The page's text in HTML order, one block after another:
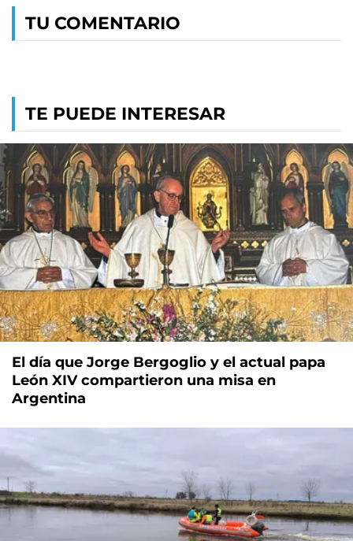
TU COMENTARIO
TE PUEDE INTERESAR
El día que Jorge Bergoglio y el actual papa
León XIV compartieron una misa en
Argentina